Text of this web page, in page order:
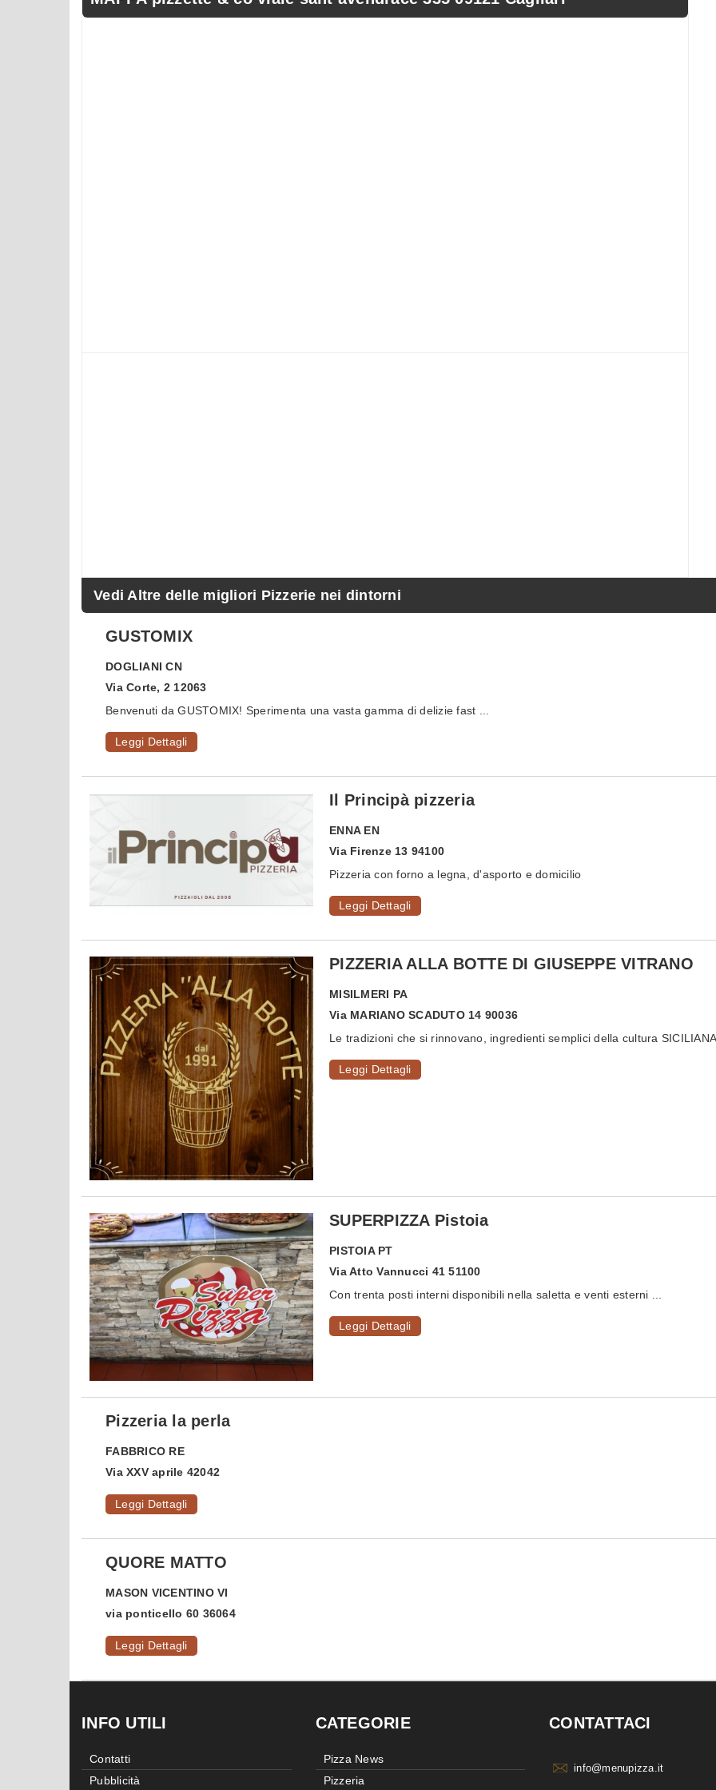
Vedi Altre delle migliori Pizzerie nei dintorni
GUSTOMIX
DOGLIANI CN
Via Corte, 2 12063
Benvenuti da GUSTOMIX! Sperimenta una vasta gamma di delizie fast ...
Leggi Dettagli
Il Principà pizzeria
ENNA EN
Via Firenze 13 94100
Pizzeria con forno a legna, d'asporto e domicilio
Leggi Dettagli
PIZZERIA ALLA BOTTE DI GIUSEPPE VITRANO
MISILMERI PA
Via MARIANO SCADUTO 14 90036
Le tradizioni che si rinnovano, ingredienti semplici della cultura
Leggi Dettagli
SUPERPIZZA Pistoia
PISTOIA PT
Via Atto Vannucci 41 51100
Con trenta posti interni disponibili nella saletta e venti esterni ...
Leggi Dettagli
Pizzeria la perla
FABBRICO RE
Via XXV aprile 42042
Leggi Dettagli
QUORE MATTO
MASON VICENTINO VI
via ponticello 60 36064
Leggi Dettagli
INFO UTILI
Contatti
Pubblicità
CATEGORIE
Pizza News
Pizzeria
CONTATTACI
info@menupizza.it